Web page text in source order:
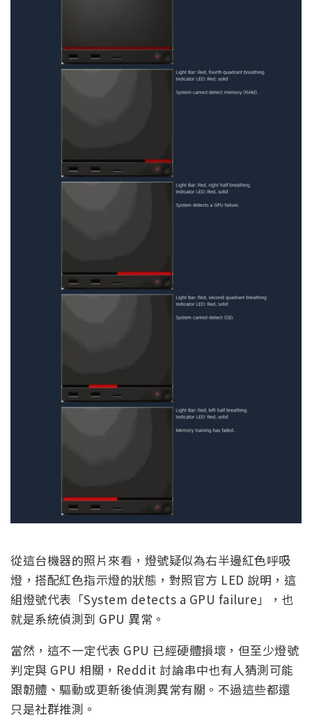
從這台機器的照片來看，燈號疑似為右半邊紅色呼吸
燈，搭配紅色指示燈的狀態，對照官方 LED 說明，這
組燈號代表「System detects a GPU failure」，也
就是系統偵測到 GPU 異常。
當然，這不一定代表 GPU 已經硬體損壞，但至少燈號
判定與 GPU 相關，Reddit 討論串中也有人猜測可能
跟韌體、驅動或更新後偵測異常有關。不過這些都還
只是社群推測。